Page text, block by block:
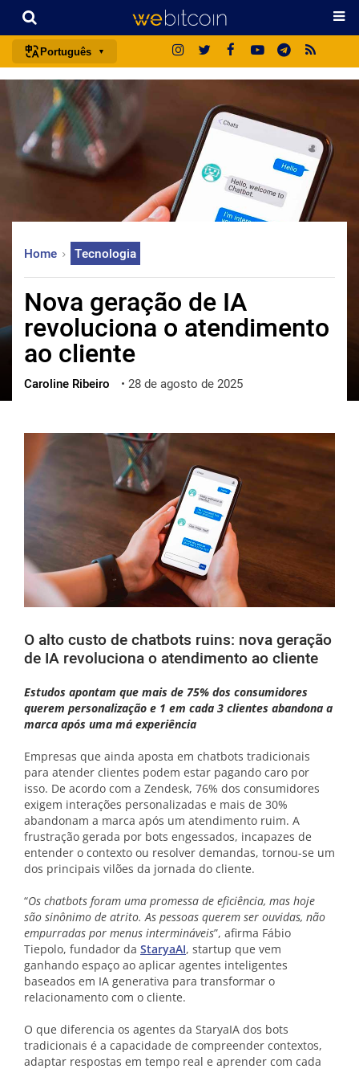
Português
português (BR)
english
español
français
italiano
中文
한국어
العربية
ไทย
ქართული
vietnamese
Home Tecnologia
Nova geração de IA
revoluciona o atendimento
ao cliente
Caroline Ribeiro • 28 de agosto de 2025
O alto custo de chatbots ruins: nova geração
de IA revoluciona o atendimento ao cliente
Estudos apontam que mais de 75% dos consumidores
querem personalização e 1 em cada 3 clientes abandona a
marca após uma má experiência
Empresas que ainda aposta em chatbots tradicionais
para atender clientes podem estar pagando caro por
isso. De acordo com a Zendesk, 76% dos consumidores
exigem interações personalizadas e mais de 30%
abandonam a marca após um atendimento ruim. A
frustração gerada por bots engessados, incapazes de
entender o contexto ou resolver demandas, tornou-se um
dos principais vilões da jornada do cliente.
“Os chatbots foram uma promessa de eficiência, mas hoje
são sinônimo de atrito. As pessoas querem ser ouvidas, não
empurradas por menus intermináveis”, afirma Fábio
Tiepolo, fundador da StaryaAI, startup que vem
ganhando espaço ao aplicar agentes inteligentes
baseados em IA generativa para transformar o
relacionamento com o cliente.
O que diferencia os agentes da StaryaIA dos bots
tradicionais é a capacidade de compreender contextos,
adaptar respostas em tempo real e aprender com cada